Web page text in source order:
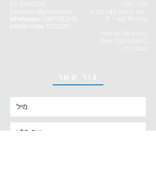
03-5476303
gzalsman@gmail.com
Whatsapp:
0587350542
postal code:
5252247
רחוב התובל 40 רמת גן
קיימים מגרשי חניה
בתשלום בבנין עצמו
ומסביב לו.
צור קשר